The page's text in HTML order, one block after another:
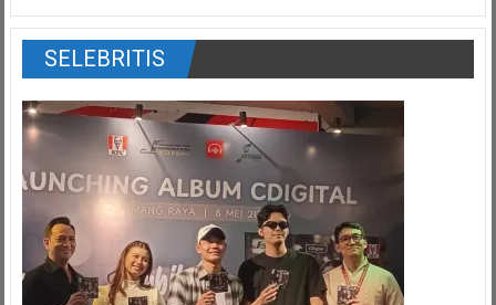
SELEBRITIS